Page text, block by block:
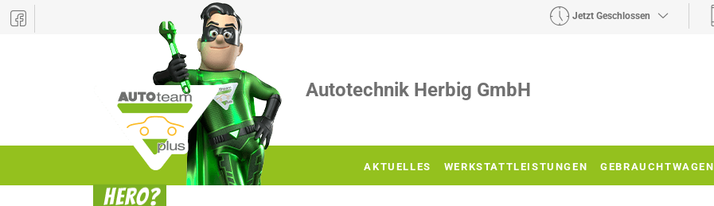
Jetzt Geschlossen
Autotechnik Herbig GmbH
AKTUELLES WERKSTATTLEISTUNGEN GEBRAUCHTWAGEN